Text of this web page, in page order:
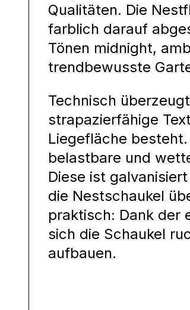
Qualitäten. Die
farblich darauf
Tönen midnight,
trendbewusste
Technisch
strapazierfähige
Liegefläche
belastbare und
Diese ist
die Nestschaukel
praktisch: Dank der
sich die Schaukel
aufbauen.